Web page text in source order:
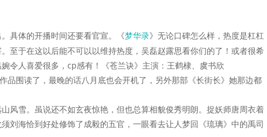
具体的开播时间还要看官宣。《梦华录》无论口碑怎么样，热度是杠杠
至于在这以后能不可以以维持热度，吴磊赵露思看你们的了！或者很希
令人喜爱很多，cp感有！《苍兰诀》主演：王鹤棣、虞书欣
品围读了，最晚的话八月底也会开机了，另外那部《长街长》她那边都
风雪。虽说还不如玄夜惊艳，但也总算相貌俊秀明朗。捉妖师唐周衣着
刘海恰到好处修饰了成毅的五官，一眼看去让人梦回《琉璃》中的禹司